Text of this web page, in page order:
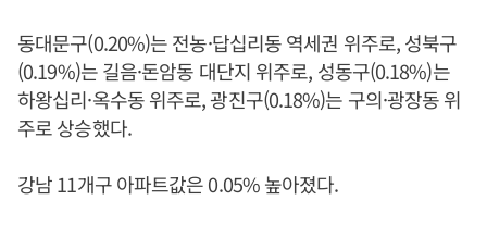
동대문구(0.20%)는 전농·답십리동 역세권 위주로, 성북구
(0.19%)는 길음·돈암동 대단지 위주로, 성동구(0.18%)는
하왕십리·옥수동 위주로, 광진구(0.18%)는 구의·광장동 위
주로 상승했다.
강남 11개구 아파트값은 0.05% 높아졌다.